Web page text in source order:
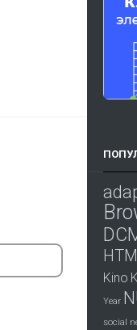
Kino
Year
social